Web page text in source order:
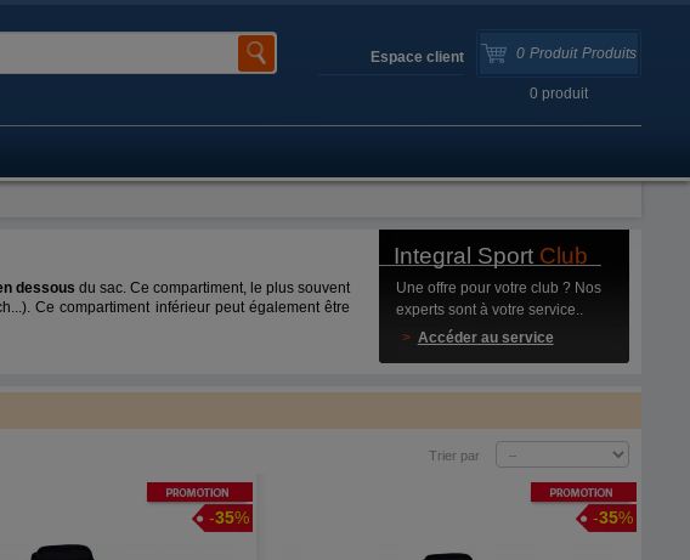
0 Produit Produits
0 produit
Espace client
dessous du sac. Ce compartiment, le plus souvent
Ce compartiment inférieur peut également être
Integral Sport Club
Une offre pour votre club ? Nos
experts sont à votre service..
> Accéder au service
Trier par
Promotion
-35%
Promotion
-35%